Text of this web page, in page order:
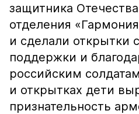
защитника
отделения
и сделали открытки
поддержки и
российским
и открытках дети​
признательность